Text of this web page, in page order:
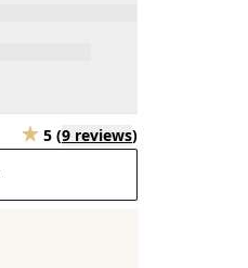
5 (9 reviews)